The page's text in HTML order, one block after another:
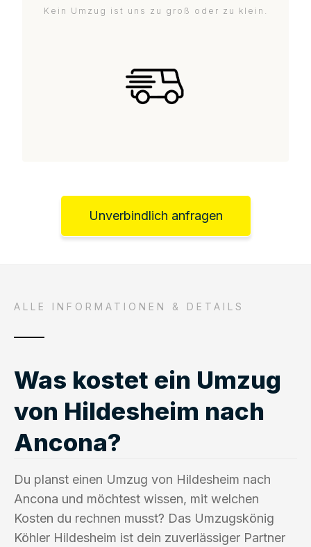
Kein Umzug ist uns zu groß oder zu klein.
Unverbindlich anfragen
ALLE INFORMATIONEN & DETAILS
Was kostet ein Umzug
von Hildesheim nach
Ancona?
Du planst einen Umzug von Hildesheim nach
Ancona und möchtest wissen, mit welchen
Kosten du rechnen musst? Das Umzugskönig
Köhler Hildesheim ist dein zuverlässiger Partner